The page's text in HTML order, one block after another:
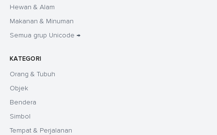
Hewan & Alam
Makanan & Minuman
Semua grup Unicode →
KATEGORI
Orang & Tubuh
Objek
Bendera
Simbol
Tempat & Perjalanan